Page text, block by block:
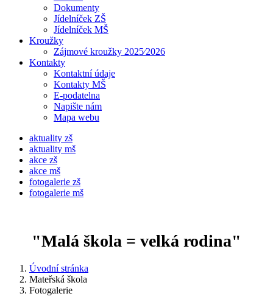
Dokumenty
Jídelníček ZŠ
Jídelníček MŠ
Kroužky
Zájmové kroužky 2025⁄2026
Kontakty
Kontaktní údaje
Kontakty MŠ
E-podatelna
Napište nám
Mapa webu
aktuality zš
aktuality mš
akce zš
akce mš
fotogalerie zš
fotogalerie mš
"Malá škola = velká rodina"
Úvodní stránka
Mateřská škola
Fotogalerie